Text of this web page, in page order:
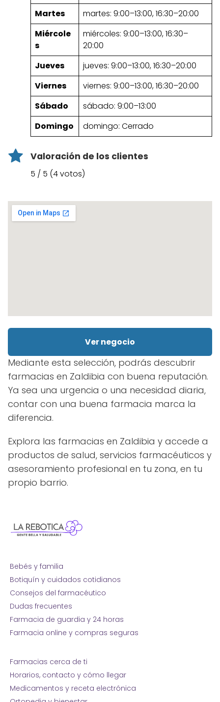
Martes
martes: 9:00–13:00, 16:30–20:00
Miércole
s
miércoles: 9:00–13:00, 16:30–
20:00
Jueves
jueves: 9:00–13:00, 16:30–20:00
Viernes
viernes: 9:00–13:00, 16:30–20:00
Sábado
sábado: 9:00–13:00
Domingo
domingo: Cerrado
Valoración de los clientes
5 / 5 (4 votos)
Ver negocio
Mediante esta selección, podrás descubrir
farmacias en Zaldibia con buena reputación.
Ya sea una urgencia o una necesidad diaria,
contar con una buena farmacia marca la
diferencia.
Explora las farmacias en Zaldibia y accede a
productos de salud, servicios farmacéuticos y
asesoramiento profesional en tu zona, en tu
propio barrio.
Bebés y familia
Botiquín y cuidados cotidianos
Consejos del farmacéutico
Dudas frecuentes
Farmacia de guardia y 24 horas
Farmacia online y compras seguras
Farmacias cerca de ti
Horarios, contacto y cómo llegar
Medicamentos y receta electrónica